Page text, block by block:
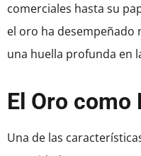
comerciales hasta su
el oro ha desempeñado
una huella profunda en
El Oro como
Una de las